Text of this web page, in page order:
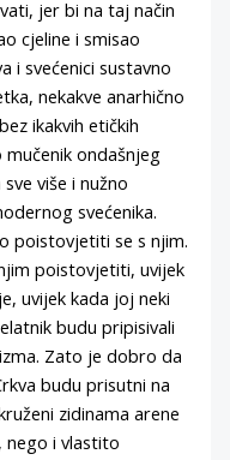
jer bi na taj način
cjeline i smisao
i svećenici sustavno
nekakve anarhično
ikakvih etičkih
ondašnjeg
više i nužno
svećenika.
poistovjetiti se s njim.
poistovjetiti, uvijek
uvijek kada joj neki
budu pripisivali
Zato je dobro da
budu prisutni na
zidinama arene
nego i vlastito